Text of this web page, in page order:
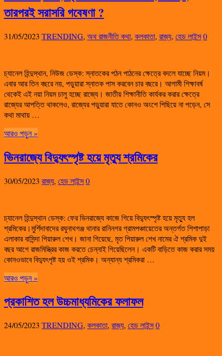
তারপরই সরাসরি গবেষণা ?
31/05/2023 TRENDING, অথ রাজনীতি কথা, কলকাতা, রাজ্য, হেড লাইন্স0
চ্যানেল হিন্দুস্থান, নিউজ ডেস্ক: স্নাতকের পঠন পাঠনের ক্ষেত্রে বদলে যাচ্ছে নিয়ম।
এবার আর তিন বছরে নয়, পড়ুয়ারা স্নাতক পাস করবেন চার বছরে। আগামী শিক্ষাবর্ষ
থেকেই এই নয়া নিয়ম চালু হচ্ছে রাজ্যে। জাতীয় শিক্ষানীতি কার্যকর করার ক্ষেত্রে
রাজ্যের আপত্তি থাকলেও, রাজ্যের পড়ুয়ারা যাতে কোনও অংশে পিছিয়ে না পড়েন, সে
কথা মাথায় …
আরও পড়ুন »
ভিনরাজ্যে বিদ্যুৎস্পৃষ্ট হয়ে মৃত্যু শ্রমিকের
30/05/2023 রাজ্য, হেড লাইন্স0
চ্যানেল হিন্দুস্থান ডেস্ক: ফের ভিনরাজ্যে কাজে গিয়ে বিদ্যুৎস্পৃষ্ট হয়ে মৃত্যু হল
শ্রমিকের।মুর্শিদাবাদের রঘুনাথগঞ্জ থানার রানিনগর গ্রামপঞ্চায়েতের অন্তর্গত শিশাপাড়া
এলাকার বাসিন্দা পিয়ারুল শেখ। জানা গিয়েছে, মৃত পিয়ারুল শেখ নামের ঐ শ্রমিক দুই
বছর আগে রাজমিস্ত্রির কাজ করতে চেন্নাই গিয়েছিলেন। একটি বাড়িতে কাজ করার সময়
কোনওভাবে বিদ্যুৎপৃষ্ট হয় ওই শ্রমিক। অন্যান্য শ্রমিকরা …
আরও পড়ুন »
প্রকাশিত হল উচ্চমাধ্যমিকের ফলাফল
24/05/2023 TRENDING, কলকাতা, রাজ্য, হেড লাইন্স0